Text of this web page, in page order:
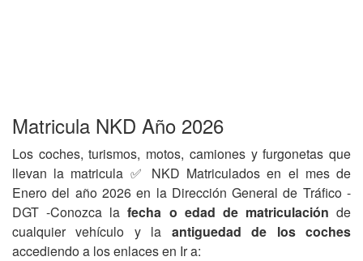
Matricula NKD Año 2026
Los coches, turismos, motos, camiones y furgonetas que
llevan la matricula ✅ NKD Matriculados en el mes de
Enero del año 2026 en la Dirección General de Tráfico -
DGT -Conozca lafecha o edad de matriculación de
cualquier vehículo y la antiguedad de los coches
accediendo a los enlaces en Ir a: